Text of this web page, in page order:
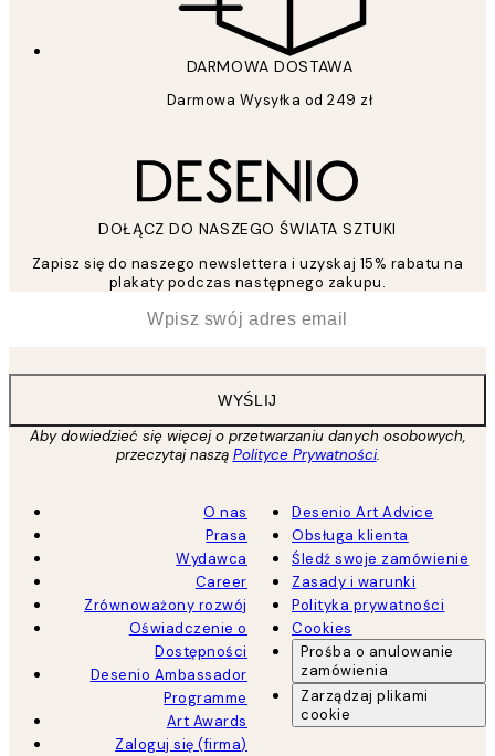
DARMOWA DOSTAWA
Darmowa Wysyłka od 249 zł
DOŁĄCZ DO NASZEGO ŚWIATA SZTUKI
Zapisz się do naszego newslettera i uzyskaj 15% rabatu na
plakaty podczas następnego zakupu.
WYŚLIJ
Aby dowiedzieć się więcej o przetwarzaniu danych osobowych,
przeczytaj naszą Polityce Prywatności.
O nas
Prasa
Wydawca
Career
Zrównoważony rozwój
Oświadczenie o
Dostępności
Desenio Ambassador
Programme
Art Awards
Zaloguj się (firma)
Desenio Art Advice
Obsługa klienta
Śledź swoje zamówienie
Zasady i warunki
Polityka prywatności
Cookies
Prośba o anulowanie
zamówienia
Zarządzaj plikami
cookie